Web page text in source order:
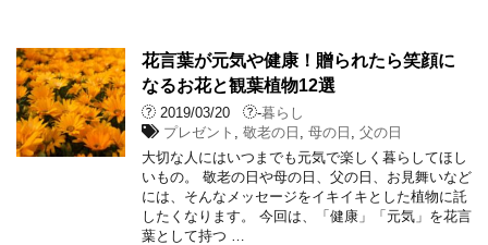
花言葉が元気や健康！贈られたら笑顔に
なるお花と観葉植物12選
2019/03/20 -暮らし
プレゼント
,敬老の日 ,母の日 ,父の日
大切な人にはいつまでも元気で楽しく暮らしてほし
いもの。 敬老の日や母の日、父の日、お見舞いなど
には、そんなメッセージをイキイキとした植物に託
したくなります。 今回は、「健康」「元気」を花言
葉として持つ …